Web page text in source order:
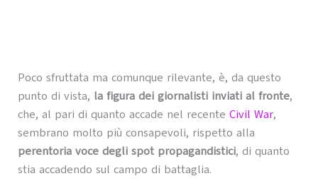
Poco sfruttata ma comunque rilevante, è, da questo
punto di vista, la figura dei giornalisti inviati al fronte,
che, al pari di quanto accade nel recente Civil War,
sembrano molto più consapevoli, rispetto alla
perentoria voce degli spot propagandistici, di quanto
stia accadendo sul campo di battaglia.